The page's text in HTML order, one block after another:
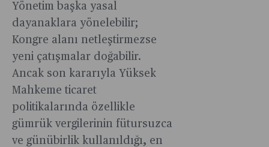
Yönetim başka yasal
dayanaklara yönelebilir;
Kongre alanı netleştirmezse
yeni çatışmalar doğabilir.
Ancak son kararıyla Yüksek
Mahkeme ticaret
politikalarında özellikle
gümrük vergilerinin fütursuzca
ve günübirlik kullanıldığı, en